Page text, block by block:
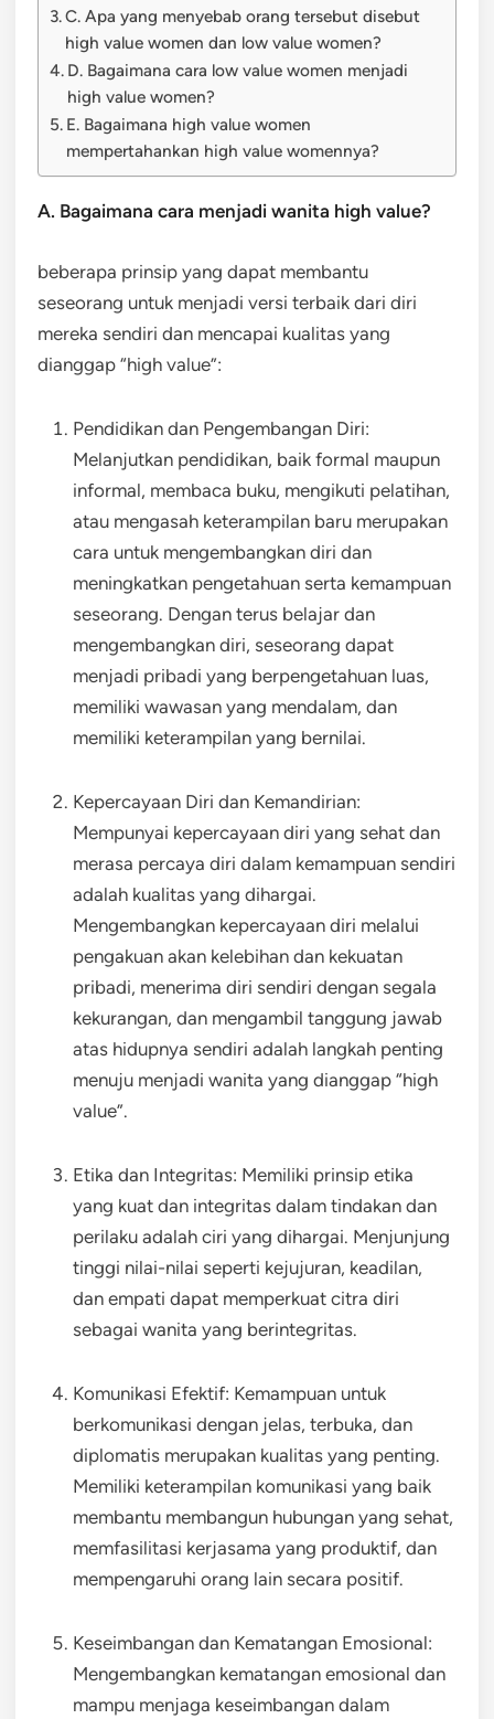
C. Apa yang menyebab orang tersebut disebut
high value women dan low value women?
D. Bagaimana cara low value women menjadi
high value women?
E. Bagaimana high value women
mempertahankan high value womennya?
A. Bagaimana cara menjadi wanita high value?
beberapa prinsip yang dapat membantu
seseorang untuk menjadi versi terbaik dari diri
mereka sendiri dan mencapai kualitas yang
dianggap “high value”:
Pendidikan dan Pengembangan Diri:
Melanjutkan pendidikan, baik formal maupun
informal, membaca buku, mengikuti pelatihan,
atau mengasah keterampilan baru merupakan
cara untuk mengembangkan diri dan
meningkatkan pengetahuan serta kemampuan
seseorang. Dengan terus belajar dan
mengembangkan diri, seseorang dapat
menjadi pribadi yang berpengetahuan luas,
memiliki wawasan yang mendalam, dan
memiliki keterampilan yang bernilai.
Kepercayaan Diri dan Kemandirian:
Mempunyai kepercayaan diri yang sehat dan
merasa percaya diri dalam kemampuan sendiri
adalah kualitas yang dihargai.
Mengembangkan kepercayaan diri melalui
pengakuan akan kelebihan dan kekuatan
pribadi, menerima diri sendiri dengan segala
kekurangan, dan mengambil tanggung jawab
atas hidupnya sendiri adalah langkah penting
menuju menjadi wanita yang dianggap “high
value”.
Etika dan Integritas: Memiliki prinsip etika
yang kuat dan integritas dalam tindakan dan
perilaku adalah ciri yang dihargai. Menjunjung
tinggi nilai-nilai seperti kejujuran, keadilan,
dan empati dapat memperkuat citra diri
sebagai wanita yang berintegritas.
Komunikasi Efektif: Kemampuan untuk
berkomunikasi dengan jelas, terbuka, dan
diplomatis merupakan kualitas yang penting.
Memiliki keterampilan komunikasi yang baik
membantu membangun hubungan yang sehat,
memfasilitasi kerjasama yang produktif, dan
mempengaruhi orang lain secara positif.
Keseimbangan dan Kematangan Emosional:
Mengembangkan kematangan emosional dan
mampu menjaga keseimbangan dalam